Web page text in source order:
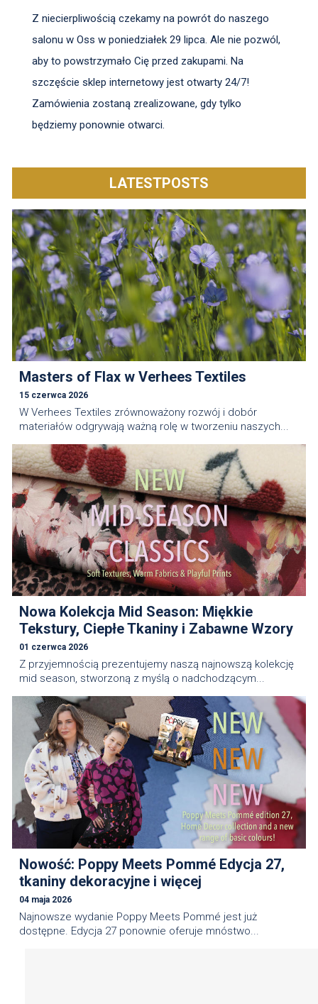
Z niecierpliwością czekamy na powrót do naszego
salonu w Oss w poniedziałek 29 lipca. Ale nie pozwól,
aby to powstrzymało Cię przed zakupami. Na
szczęście sklep internetowy jest otwarty 24/7!
Zamówienia zostaną zrealizowane, gdy tylko
będziemy ponownie otwarci.
LATESTPOSTS
Masters of Flax w Verhees Textiles
15 czerwca 2026
W Verhees Textiles zrównoważony rozwój i dobór
materiałów odgrywają ważną rolę w tworzeniu naszych...
Nowa Kolekcja Mid Season: Miękkie
Tekstury, Ciepłe Tkaniny i Zabawne Wzory
01 czerwca 2026
Z przyjemnością prezentujemy naszą najnowszą kolekcję
mid season, stworzoną z myślą o nadchodzącym...
Nowość: Poppy Meets Pommé Edycja 27,
tkaniny dekoracyjne i więcej
04 maja 2026
Najnowsze wydanie Poppy Meets Pommé jest już
dostępne. Edycja 27 ponownie oferuje mnóstwo...